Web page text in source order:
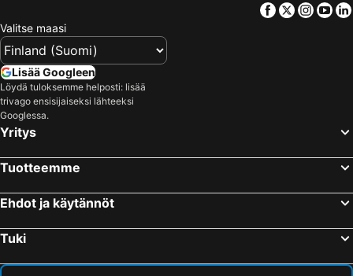
Facebook
Twitter
Valitse maasi
Lisää Googleen
Löydä tuloksemme helposti: lisää
trivago ensisijaiseksi lähteeksi
Googlessa.
Yritys
Tuotteemme
Ehdot ja käytännöt
Tuki